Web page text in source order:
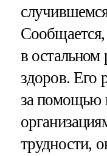
в остальном
здоров. Его
за помощью
трудности,